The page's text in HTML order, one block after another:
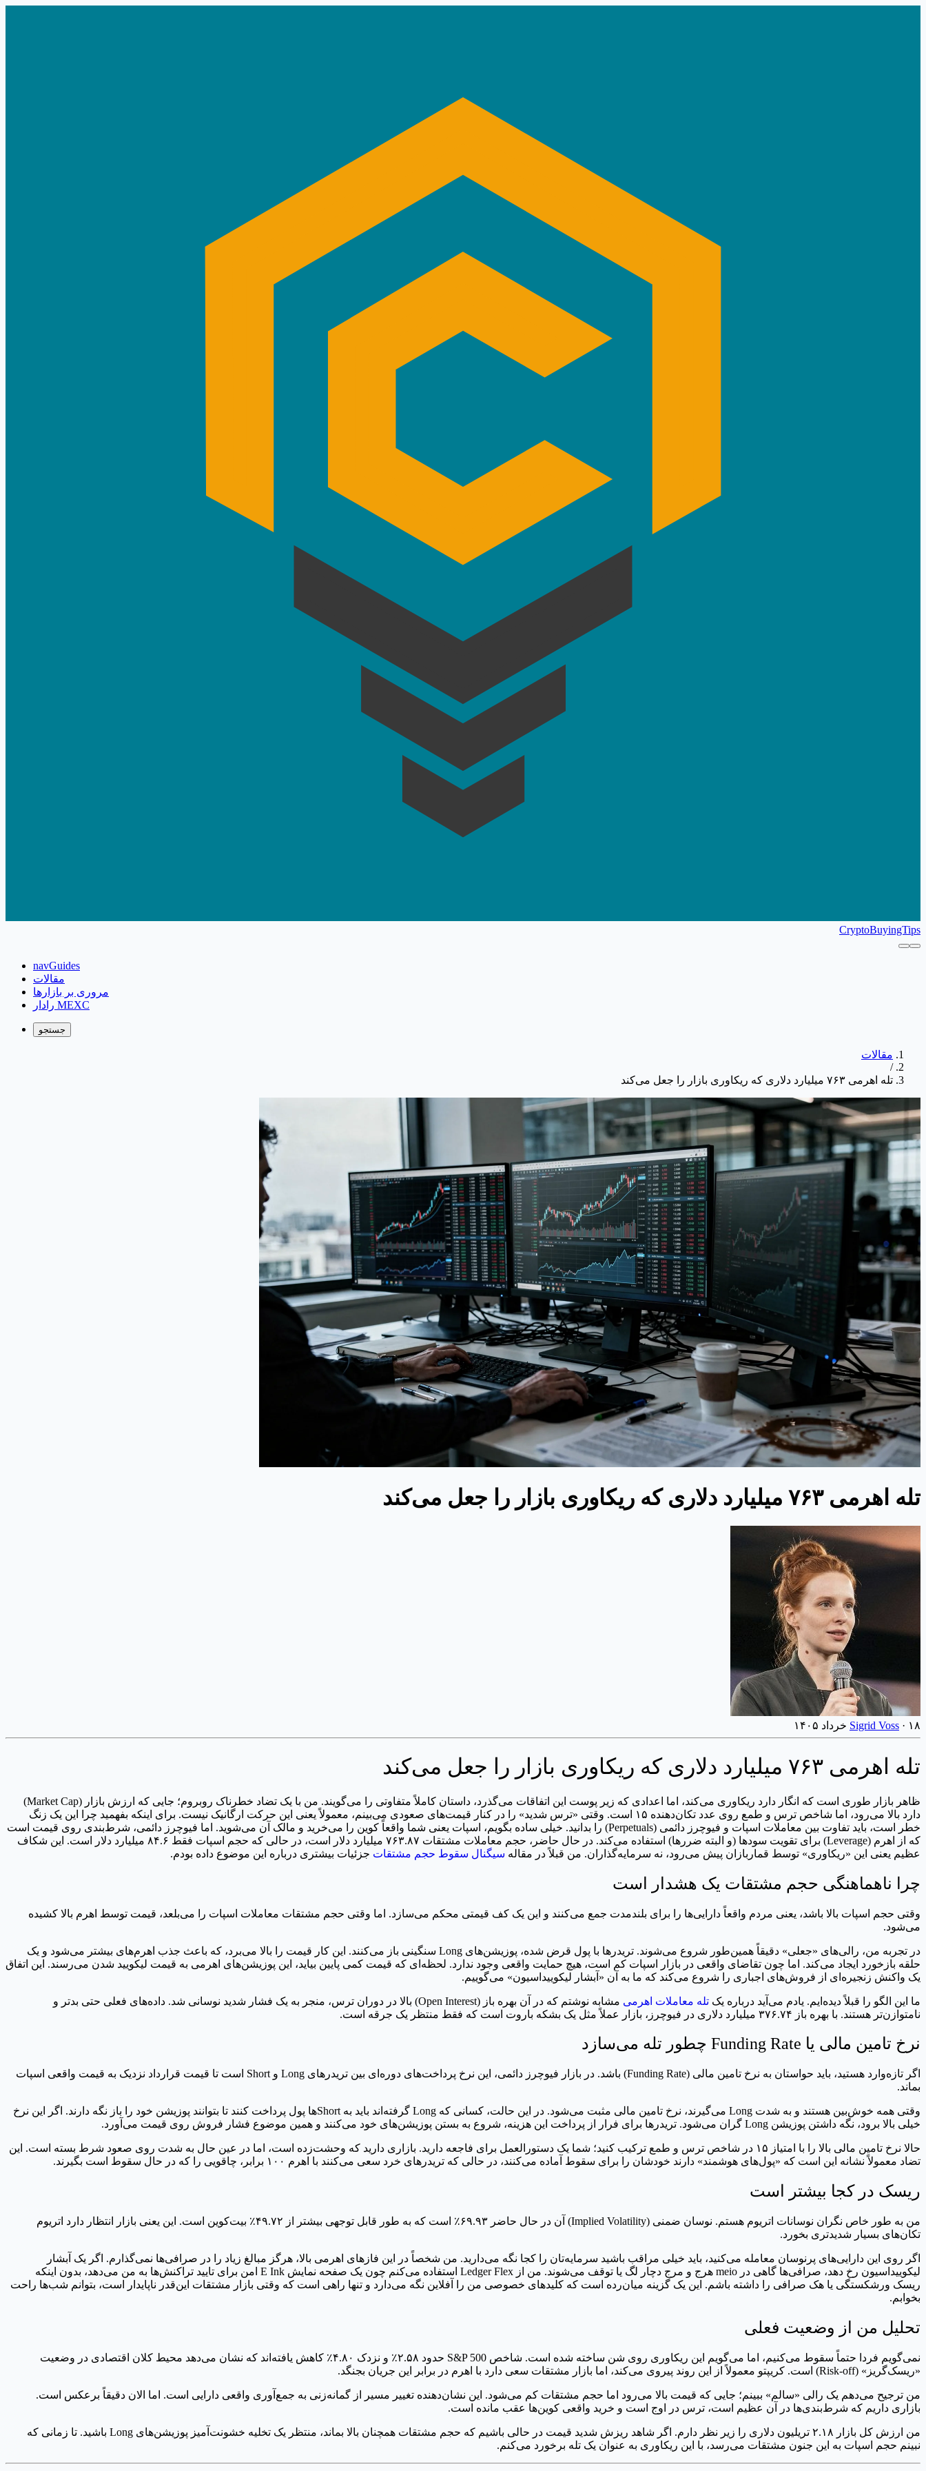
CryptoBuyingTips
navGuides
مقالات
مروری بر بازارها
رادار MEXC
جستجو
مقالات
/
تله اهرمی ۷۶۳ میلیارد دلاری که ریکاوری بازار را جعل می‌کند
تله اهرمی ۷۶۳ میلیارد دلاری که ریکاوری بازار را جعل می‌کند
Sigrid Voss · ۱۸ خرداد ۱۴۰۵
تله اهرمی ۷۶۳ میلیارد دلاری که ریکاوری بازار را جعل می‌کند
ظاهر بازار طوری است که انگار دارد ریکاوری می‌کند، اما اعدادی که زیر پوست این اتفاقات می‌گذرد، داستان کاملاً متفاوتی را می‌گویند. من با یک تضاد خطرناک روبروم؛ جایی که ارزش بازار (Market Cap)
دارد بالا می‌رود، اما شاخص ترس و طمع روی عدد تکان‌دهنده ۱۵ است. وقتی «ترس شدید» را در کنار قیمت‌های صعودی می‌بینم، معمولاً یعنی این حرکت ارگانیک نیست. برای اینکه بفهمید چرا این یک زنگ
خطر است، باید تفاوت بین معاملات اسپات و فیوچرز دائمی (Perpetuals) را بدانید. خیلی ساده بگویم، اسپات یعنی شما واقعاً کوین را می‌خرید و مالک آن می‌شوید. اما فیوچرز دائمی، شرط‌بندی روی قیمت است
که از اهرم (Leverage) برای تقویت سودها (و البته ضررها) استفاده می‌کند. در حال حاضر، حجم معاملات مشتقات ۷۶۳.۸۷ میلیارد دلار است، در حالی که حجم اسپات فقط ۸۴.۶ میلیارد دلار است. این شکاف
عظیم یعنی این «ریکاوری» توسط قماربازان پیش می‌رود، نه سرمایه‌گذاران. من قبلاً در مقاله سیگنال سقوط حجم مشتقات جزئیات بیشتری درباره این موضوع داده بودم.
چرا ناهماهنگی حجم مشتقات یک هشدار است
وقتی حجم اسپات بالا باشد، یعنی مردم واقعاً دارایی‌ها را برای بلندمدت جمع می‌کنند و این یک کف قیمتی محکم می‌سازد. اما وقتی حجم مشتقات معاملات اسپات را می‌بلعد، قیمت توسط اهرم بالا کشیده
می‌شود.
در تجربه من، رالی‌های «جعلی» دقیقاً همین‌طور شروع می‌شوند. تریدرها با پول قرض شده، پوزیشن‌های Long سنگینی باز می‌کنند. این کار قیمت را بالا می‌برد، که باعث جذب اهرم‌های بیشتر می‌شود و یک
حلقه بازخورد ایجاد می‌کند. اما چون تقاضای واقعی در بازار اسپات کم است، هیچ حمایت واقعی وجود ندارد. لحظه‌ای که قیمت کمی پایین بیاید، این پوزیشن‌های اهرمی به قیمت لیکویید شدن می‌رسند. این اتفاق
یک واکنش زنجیره‌ای از فروش‌های اجباری را شروع می‌کند که ما به آن «آبشار لیکوییداسیون» می‌گوییم.
ما این الگو را قبلاً دیده‌ایم. یادم می‌آید درباره یک تله معاملات اهرمی
مشابه نوشتم که در آن بهره باز (Open Interest) بالا در دوران ترس، منجر به یک فشار شدید نوسانی شد. داده‌های فعلی حتی بدتر و
نامتوازن‌تر هستند. با بهره باز ۳۷۶.۷۴ میلیارد دلاری در فیوچرز، بازار عملاً مثل یک بشکه باروت است که فقط منتظر یک جرقه است.
نرخ تامین مالی یا Funding Rate چطور تله می‌سازد
اگر تازه‌وارد هستید، باید حواستان به نرخ تامین مالی (Funding Rate) باشد. در بازار فیوچرز دائمی، این نرخ پرداخت‌های دوره‌ای بین تریدرهای Long و Short است تا قیمت قرارداد نزدیک به قیمت واقعی اسپات
بماند.
وقتی همه خوش‌بین هستند و به شدت Long می‌گیرند، نرخ تامین مالی مثبت می‌شود. در این حالت، کسانی که Long گرفته‌اند باید به Shortها پول پرداخت کنند تا بتوانند پوزیشن خود را باز نگه دارند. اگر این نرخ
خیلی بالا برود، نگه داشتن پوزیشن Long گران می‌شود. تریدرها برای فرار از پرداخت این هزینه، شروع به بستن پوزیشن‌های خود می‌کنند و همین موضوع فشار فروش روی قیمت می‌آورد.
حالا نرخ تامین مالی بالا را با امتیاز ۱۵ در شاخص ترس و طمع ترکیب کنید؛ شما یک دستورالعمل برای فاجعه دارید. بازاری دارید که وحشت‌زده است، اما در عین حال به شدت روی صعود شرط بسته است. این
تضاد معمولاً نشانه این است که «پول‌های هوشمند» دارند خودشان را برای سقوط آماده می‌کنند، در حالی که تریدرهای خرد سعی می‌کنند با اهرم ۱۰۰ برابر، چاقویی را که در حال سقوط است بگیرند.
ریسک در کجا بیشتر است
من به طور خاص نگران نوسانات اتریوم هستم. نوسان ضمنی (Implied Volatility) آن در حال حاضر ۶۹.۹۳٪ است که به طور قابل توجهی بیشتر از ۴۹.۷۲٪ بیت‌کوین است. این یعنی بازار انتظار دارد اتریوم
تکان‌های بسیار شدیدتری بخورد.
اگر روی این دارایی‌های پرنوسان معامله می‌کنید، باید خیلی مراقب باشید سرمایه‌تان را کجا نگه می‌دارید. من شخصاً در این فازهای اهرمی بالا، هرگز مبالغ زیاد را در صرافی‌ها نمی‌گذارم. اگر یک آبشار
لیکوییداسیون رخ دهد، صرافی‌ها گاهی در meio هرج و مرج دچار لگ یا توقف می‌شوند. من از Ledger Flex استفاده می‌کنم چون یک صفحه نمایش E Ink امن برای تایید تراکنش‌ها به من می‌دهد، بدون اینکه
ریسک ورشکستگی یا هک صرافی را داشته باشم. این یک گزینه میان‌رده است که کلیدهای خصوصی من را آفلاین نگه می‌دارد و تنها راهی است که وقتی بازار مشتقات این‌قدر ناپایدار است، بتوانم شب‌ها راحت
بخوابم.
تحلیل من از وضعیت فعلی
نمی‌گویم فردا حتماً سقوط می‌کنیم، اما می‌گویم این ریکاوری روی شن ساخته شده است. شاخص S&P 500 حدود ۲.۵۸٪ و نزدک ۴.۸۰٪ کاهش یافته‌اند که نشان می‌دهد محیط کلان اقتصادی در وضعیت
«ریسک‌گریز» (Risk-off) است. کریپتو معمولاً از این روند پیروی می‌کند، اما بازار مشتقات سعی دارد با اهرم در برابر این جریان بجنگد.
من ترجیح می‌دهم یک رالی «سالم» ببینم؛ جایی که قیمت بالا می‌رود اما حجم مشتقات کم می‌شود. این نشان‌دهنده تغییر مسیر از گمانه‌زنی به جمع‌آوری واقعی دارایی است. اما الان دقیقاً برعکس است.
بازاری داریم که شرط‌بندی‌ها در آن عظیم است، ترس در اوج است و خرید واقعی کوین‌ها عقب مانده است.
من ارزش کل بازار ۲.۱۸ تریلیون دلاری را زیر نظر دارم. اگر شاهد ریزش شدید قیمت در حالی باشیم که حجم مشتقات همچنان بالا بماند، منتظر یک تخلیه خشونت‌آمیز پوزیشن‌های Long باشید. تا زمانی که
نبینم حجم اسپات به این جنون مشتقات می‌رسد، با این ریکاوری به عنوان یک تله برخورد می‌کنم.